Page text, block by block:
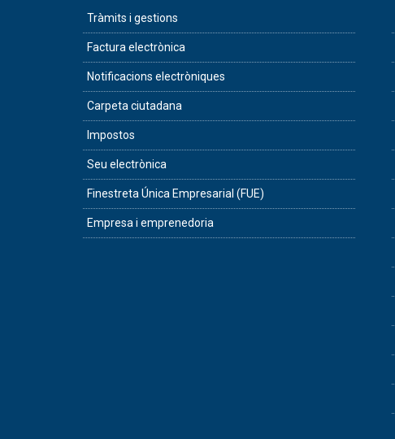
Tràmits i gestions
Factura electrònica
Notificacions electròniques
Carpeta ciutadana
Impostos
Seu electrònica
Finestreta Única Empresarial (FUE)
Empresa i emprenedoria